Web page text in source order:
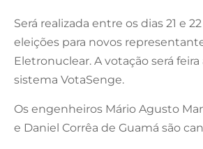
Será realizada entre os dias 21 e
eleições para novos
Eletronuclear. A votação será
sistema VotaSenge.
Os engenheiros Mário Agusto
e Daniel Corrêa de Guamá são